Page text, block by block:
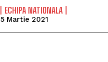
ECHIPA NATIONALA
5 Martie 2021